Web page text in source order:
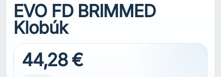
EVO FD BRIMMED
Klobúk
44,28 €